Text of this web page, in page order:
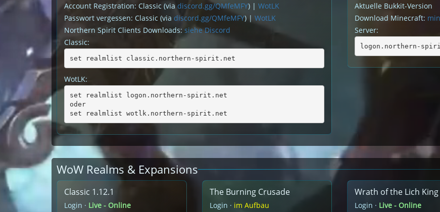
Account Registration: Classic (viadiscord.gg/QMfeMFY) | WotLK
Passwort vergessen: Classic (via discord.gg/QMfeMFY) | WotLK
Northern Spirit Clients Downloads: siehe Discord
Classic:
set realmlist classic.northern-spirit.net
WotLK:
set realmlist logon.northern-spirit.net
oder
set realmlist wotlk.northern-spirit.net
Aktuelle Bukkit-Version
Download Minecraft:
Server:
logon.northern-
WoW Realms & Expansions
Classic 1.12.1
Login · Live - Online
The Burning Crusade
Login · im Aufbau
Wrath of the Lich King
Login · Live - Online